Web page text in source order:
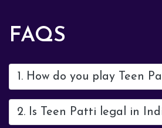
FAQS
1. How do you play Teen
2. Is Teen Patti legal in